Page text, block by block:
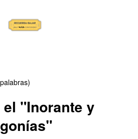
"Inorante y